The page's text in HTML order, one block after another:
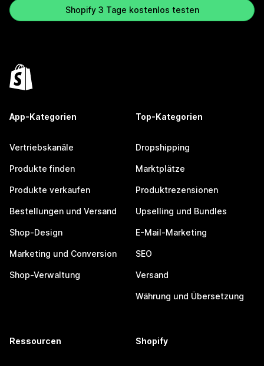
Shopify 3 Tage kostenlos testen
App-Kategorien
Vertriebskanäle
Produkte finden
Produkte verkaufen
Bestellungen und Versand
Shop-Design
Marketing und Conversion
Shop-Verwaltung
Top-Kategorien
Dropshipping
Marktplätze
Produktrezensionen
Upselling und Bundles
E-Mail-Marketing
SEO
Versand
Währung und Übersetzung
Ressourcen Shopify